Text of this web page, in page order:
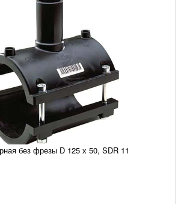
без фрезы D 125 х 50, SDR 11